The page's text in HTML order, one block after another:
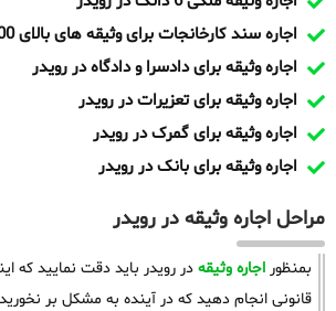
اجاره سند کارخانجات برای وثیقه های بالای 1000 میلیارد در رویدر
اجاره وثیقه برای دادسرا و دادگاه در رویدر
اجاره وثیقه برای تعزیرات در رویدر
اجاره وثیقه برای گمرک در رویدر
اجاره وثیقه برای بانک در رویدر
مراحل اجاره وثیقه در رویدر
بمنظور اجاره وثیقه در رویدر باید دقت نمایید که